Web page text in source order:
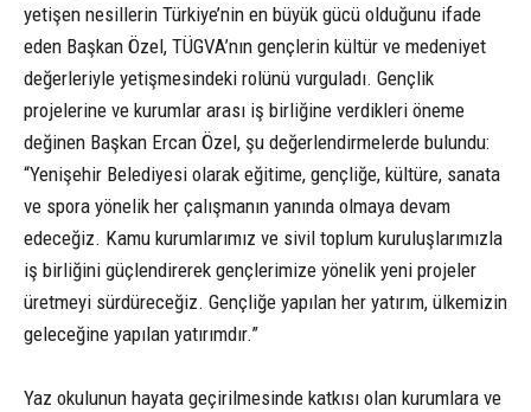
yetişen nesillerin Türkiye’nin en büyük gücü olduğunu ifade
eden Başkan Özel, TÜGVA’nın gençlerin kültür ve medeniyet
değerleriyle yetişmesindeki rolünü vurguladı. Gençlik
projelerine ve kurumlar arası iş birliğine verdikleri öneme
değinen Başkan Ercan Özel, şu değerlendirmelerde bulundu:
“Yenişehir Belediyesi olarak eğitime, gençliğe, kültüre, sanata
ve spora yönelik her çalışmanın yanında olmaya devam
edeceğiz. Kamu kurumlarımız ve sivil toplum kuruluşlarımızla
iş birliğini güçlendirerek gençlerimize yönelik yeni projeler
üretmeyi sürdüreceğiz. Gençliğe yapılan her yatırım, ülkemizin
geleceğine yapılan yatırımdır.”
Yaz okulunun hayata geçirilmesinde katkısı olan kurumlara ve